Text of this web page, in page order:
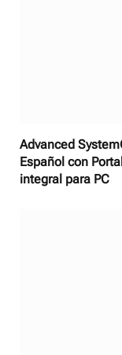
Advanced
Español con
integral para PC